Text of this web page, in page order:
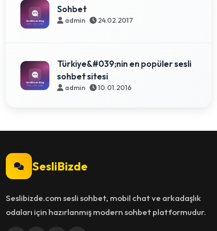
Sohbet
admin 24.02.2017
Türkiye&#039;nin en popüler sesli
sohbet sitesi
admin 10.01.2016
SesliBizde
Seslibizde.com sesli sohbet, mobil chat ve arkadaşlık
odaları için hazırlanmış modern sohbet platformudur.